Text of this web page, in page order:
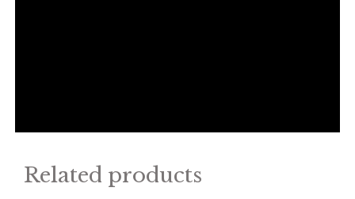
Related products